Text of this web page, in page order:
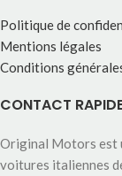
Politique de
Mentions légales
Conditions
CONTACT
Original Motors est
voitures italiennes